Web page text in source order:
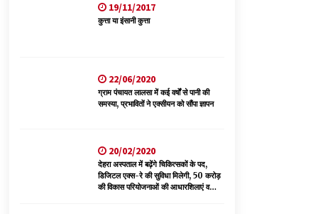
सार्वजनिक करें: नरेश चौहान
06/08/2026
378.48 करोड़ की लागत से बैलेंस कार्य का अवार्ड जारी :
05/08/2026
19/11/2017
कुत्ता या इंसानी कुत्ता
22/06/2020
ग्राम पंचायत लालसा में कई वर्षों से पानी की
समस्या, प्रभावितों ने एक्सीयन को सौंपा ज्ञापन
20/02/2020
देहरा अस्पताल में बढ़ेंगे चिकित्सकों के पद,
डिजिटल एक्स-रे की सुविधा मिलेगी, 50 करोड़
की विकास परियोजनाओं की आधारशिलाएं व